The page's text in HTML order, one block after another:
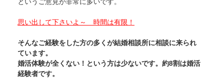
思い出して下さいよ～ 時間は有限！
そんなご経験をした方の多くが結婚相談所に相談に来られ
ています。
婚活体験が全くない！という方は少ないです。約8割は婚活
経験者です。